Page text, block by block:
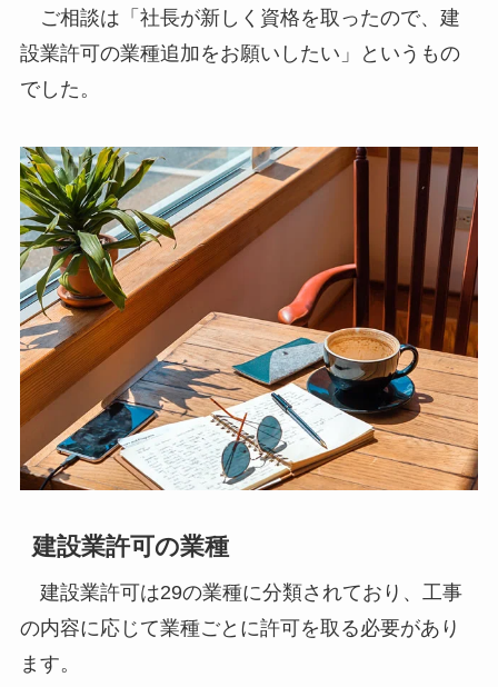
ご相談は「社長が新しく資格を取ったので、建
設業許可の業種追加をお願いしたい」というもの
でした。
建設業許可の業種
建設業許可は29の業種に分類されており、工事
の内容に応じて業種ごとに許可を取る必要があり
ます。